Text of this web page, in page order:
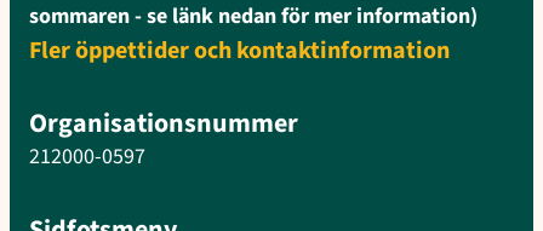
sommaren - se länk nedan för mer information)
Fler öppettider och kontaktinformation
Organisationsnummer
212000-0597